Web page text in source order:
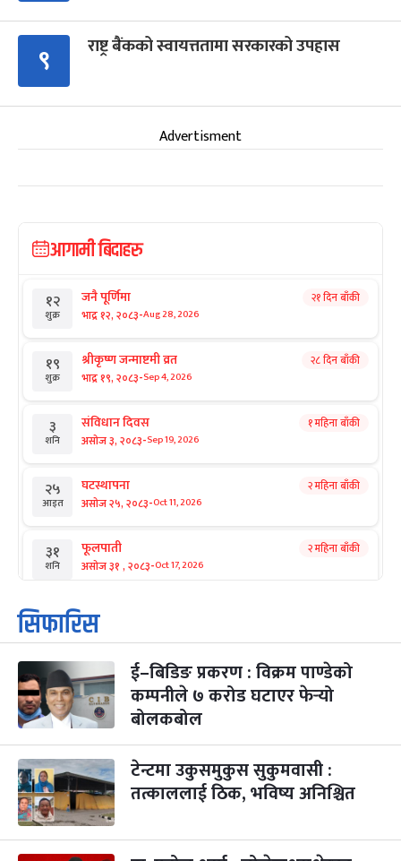
९ राष्ट्र बैंकको स्वायत्ततामा सरकारको उपहास
Advertisment
आगामी बिदाहरु
१२
शुक्र
जनै पूर्णिमा
भाद्र १२, २०८३-Aug 28, 2026
२१ दिन बाँकी
१९
शुक्र
श्रीकृष्ण जन्माष्टमी व्रत
भाद्र १९, २०८३-Sep 4, 2026
२८ दिन बाँकी
३
शनि
संविधान दिवस
असोज ३, २०८३-Sep 19, 2026
१ महिना बाँकी
२५
आइत
घटस्थापना
असोज २५, २०८३-Oct 11, 2026
२ महिना बाँकी
३१
शनि
फूलपाती
असोज ३१ , २०८३-Oct 17, 2026
२ महिना बाँकी
१
आइत
कार्तिक सङ्क्रान्ति
कार्तिक १, २०८३
३
मंगल
महानवमी
कार्तिक ३, २०८३-Oct 20, 2026
२ महिना बाँकी
४
५
बिहि
पापा‌ङ्कुशा एकादशी व्रत
कार्तिक ५, २०८३
२ महिना बाँकी
सिफारिस
ई–बिडिङ प्रकरण : विक्रम पाण्डेको
कम्पनीले ७ करोड घटाएर फेर्‍यो
बोलकबोल
टेन्टमा उकुसमुकुस सुकुमवासी :
तत्काललाई ठिक, भविष्य अनिश्चित